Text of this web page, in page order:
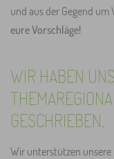
und aus der Gegend um
eure Vorschläge!
WIR HABEN
GESCHRIEBEN.
Wir unterstützen